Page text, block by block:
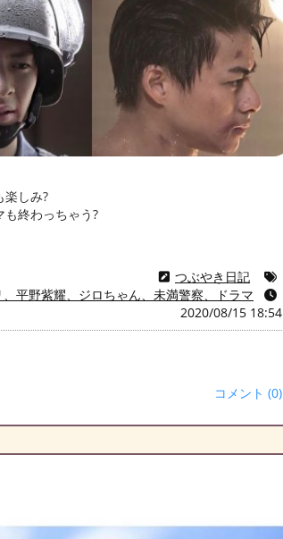
楽しみ?
も終わっちゃう?
つぶやき日記
、平野紫耀、ジロちゃん、未満警察、ドラマ
2020/08/15 18:54
コメント (0)